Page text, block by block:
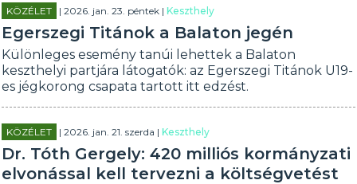
KÖZÉLET | 2026. jan. 23. péntek |Keszthely
Egerszegi Titánok a Balaton jegén
Különleges esemény tanúi lehettek a Balaton
keszthelyi partjára látogatók: az Egerszegi Titánok U19-
es jégkorong csapata tartott itt edzést.
KÖZÉLET | 2026. jan. 21. szerda |Keszthely
Dr. Tóth Gergely: 420 milliós kormányzati
elvonással kell tervezni a költségvetést